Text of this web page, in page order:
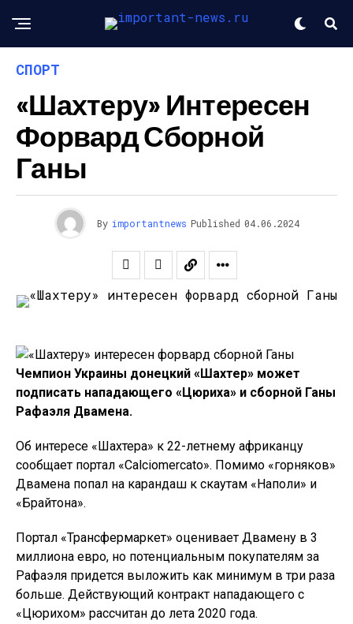
СПОРТ
«Шахтеру» Интересен
Форвард Сборной
Ганы
By importantnews Published 04.06.2024
Чемпион Украины донецкий «Шахтер» может
подписать нападающего «Цюриха» и сборной Ганы
Рафаэля Двамена.
Об интересе «Шахтера» к 22-летнему африканцу
сообщает портал «Calciomercato». Помимо «горняков»
Двамена попал на карандаш к скаутам «Наполи» и
«Брайтона».
Портал «Трансфермаркет» оценивает Двамену в 3
миллиона евро, но потенциальным покупателям за
Рафаэля придется выложить как минимум в три раза
больше. Действующий контракт нападающего с
«Цюрихом» рассчитан до лета 2020 года.